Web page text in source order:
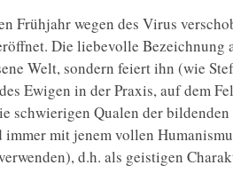
Frühjahr wegen des Virus
Die liebevolle Bezeichnung
Welt, sondern feiert ihn (wie
Ewigen in der Praxis, auf dem
Qualen der bildenden
mit jenem vollen
d.h. als geistigen